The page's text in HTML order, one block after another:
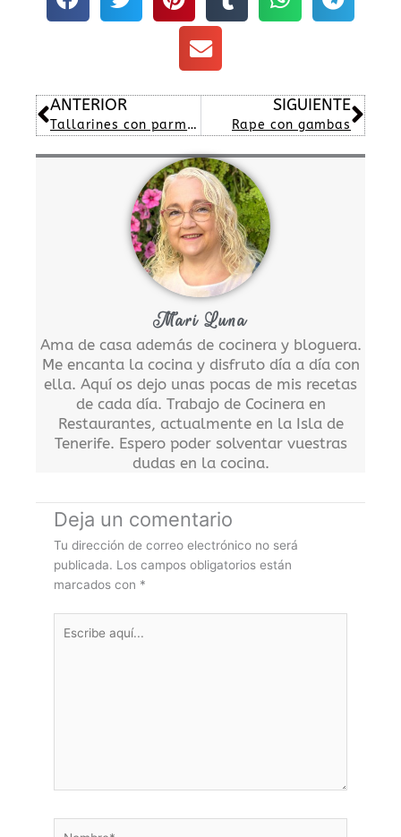
Ant
ANTERIOR
Tallarines con parmesano y cherry
SIGUIENTE
Rape con gambas
Mari Luna
Ama de casa además de cocinera y bloguera.
Me encanta la cocina y disfruto día a día con
ella. Aquí os dejo unas pocas de mis recetas
de cada día. Trabajo de Cocinera en
Restaurantes, actualmente en la Isla de
Tenerife. Espero poder solventar vuestras
dudas en la cocina.
Deja un comentario
Tu dirección de correo electrónico no será
publicada. Los campos obligatorios están
marcados con *
aquí...